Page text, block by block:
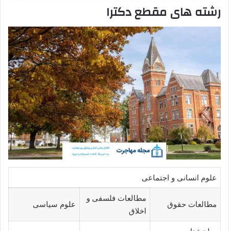
رشته های مقطع دکترا
علوم انسانی و اجتماعی
مطالعات حقوق
مطالعات فلسفی و
اخلاق
علوم سیاسی